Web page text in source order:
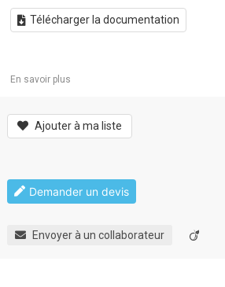
Télécharger la documentation
En savoir plus
Ajouter à ma liste
Demander un devis
Envoyer à un collaborateur